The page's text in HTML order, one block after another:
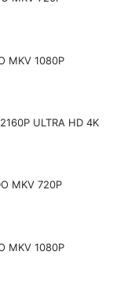
MKV 1080P
ULTRA HD 4K
MKV 720P
MKV 1080P